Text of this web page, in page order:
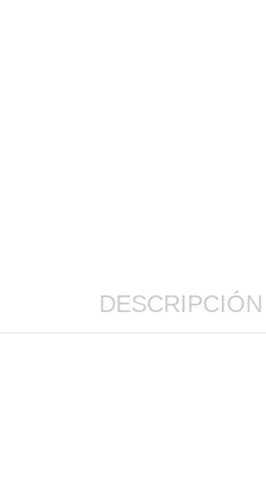
DESCRIPCIÓN